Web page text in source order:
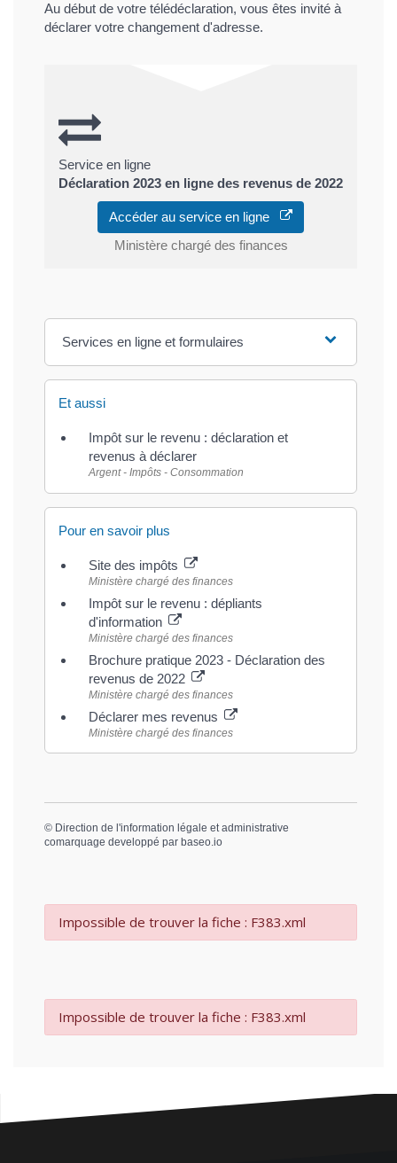
Au début de votre télédéclaration, vous êtes invité à
déclarer votre changement d'adresse.
Service en ligne
Déclaration 2023 en ligne des revenus de 2022
Accéder au service en ligne
Ministère chargé des finances
Services en ligne et formulaires
Et aussi
Impôt sur le revenu : déclaration et
revenus à déclarer
Argent - Impôts - Consommation
Pour en savoir plus
Site des impôts
Ministère chargé des finances
Impôt sur le revenu : dépliants
d'information
Ministère chargé des finances
Brochure pratique 2023 - Déclaration des
revenus de 2022
Ministère chargé des finances
Déclarer mes revenus
Ministère chargé des finances
© Direction de l'information légale et administrative
comarquage developpé par baseo.io
Impossible de trouver la fiche : F383.xml
Impossible de trouver la fiche : F383.xml